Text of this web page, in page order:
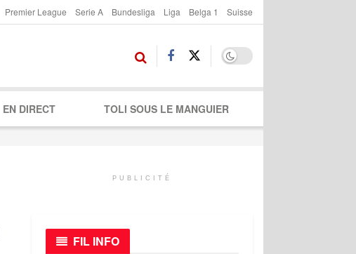
Premier League Serie A Bundesliga Liga Belga 1 Suisse
EN DIRECT TOLI SOUS LE MANGUIER
PUBLICITÉ
FIL INFO